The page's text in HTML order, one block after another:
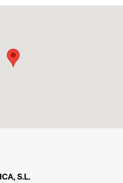
S.L.
las diferens sedes que